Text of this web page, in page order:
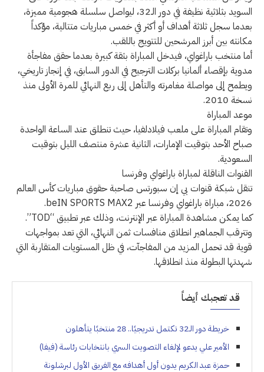
السويد بثلاثية نظيفة في دور الـ32، ليواصل سلسلة هجومية مميزة،
بعدما سجل ثلاثة أهداف أو أكثر في خمس مباريات متتالية، مؤكداً
مكانته بين أبرز المرشحين للتتويج باللقب.
أما منتخب باراغواي، فيدخل المباراة بثقة كبيرة بعدما حقق مفاجأة
مدوية بإقصاء ألمانيا بركلات الترجيح في الدور السابق، في إنجاز تاريخي،
ويطمح إلى مواصلة مغامرته والتأهل إلى ربع النهائي للمرة الأولى منذ
نسخة 2010.
موعد المباراة
وتقام المباراة على ملعب فيلادلفيا، حيث تنطلق عند الساعة الواحدة
صباح الأحد بتوقيت الإمارات، الثانية عشرة منتصف الليل بتوقيت
السعودية.
القنوات الناقلة لمباراة باراغواي وفرنسا
تنقل شبكة قنوات بي إن سبورتس صاحبة حقوق مباريات كأس العالم
2026، مباراة باراغواي وفرنسا عبر beIN SPORTS MAX2.
كما يمكن مشاهدة المباراة عبر الإنترنت، وذلك عبر تطبيق “TOD”.
وتترقب الجماهير انطلاق منافسات ثمن النهائي، التي تعد بمواجهات
قوية قد تحمل المزيد من المفاجآت، في ظل المستويات المتقاربة التي
شهدتها البطولة منذ انطلاقها.
قد تعجبك أيضاً
خريطة دور الـ32 تكتمل تدريجيًا.. 28 منتخبًا يتأهلون
الأمير علي يدعو لإلغاء التصويت السري بانتخابات رئاسة (فيفا)
حمزة عبد الكريم يدون أول أهدافه مع الفريق الأول لبرشلونة